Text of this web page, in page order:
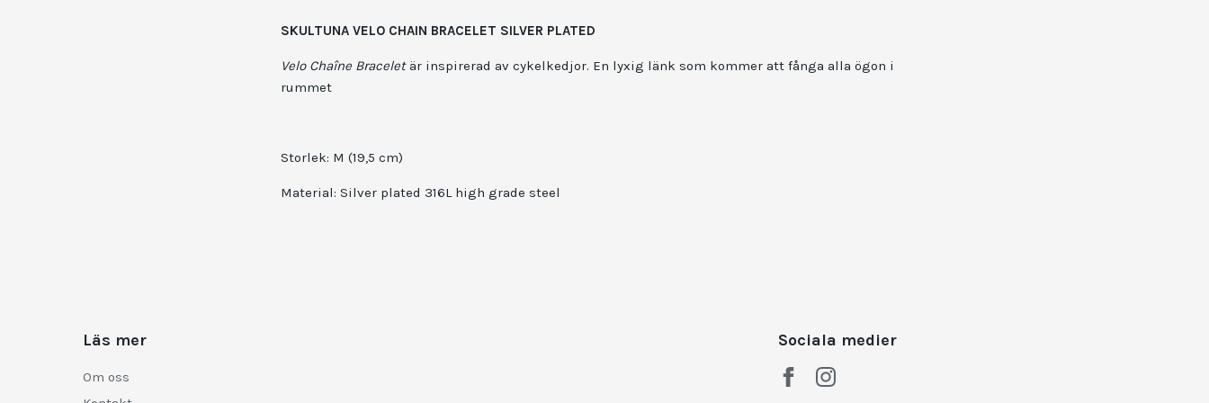
SKULTUNA VELO CHAIN BRACELET SILVER PLATED
Velo Chaîne Braceletär inspirerad av cykelkedjor. En lyxig länk som kommer att fånga alla ögon i
rummet
Storlek: M (19,5 cm)
Material: Silver plated 316L high grade steel
Läs mer
Om oss
Sociala medier